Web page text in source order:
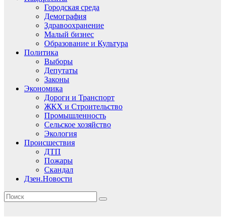
Городская среда
Демография
Здравоохранение
Малый бизнес
Образование и Культура
Политика
Выборы
Депутаты
Законы
Экономика
Дороги и Транспорт
ЖКХ и Строительство
Промышленность
Сельское хозяйство
Экология
Происшествия
ДТП
Пожары
Скандал
Дзен.Новости